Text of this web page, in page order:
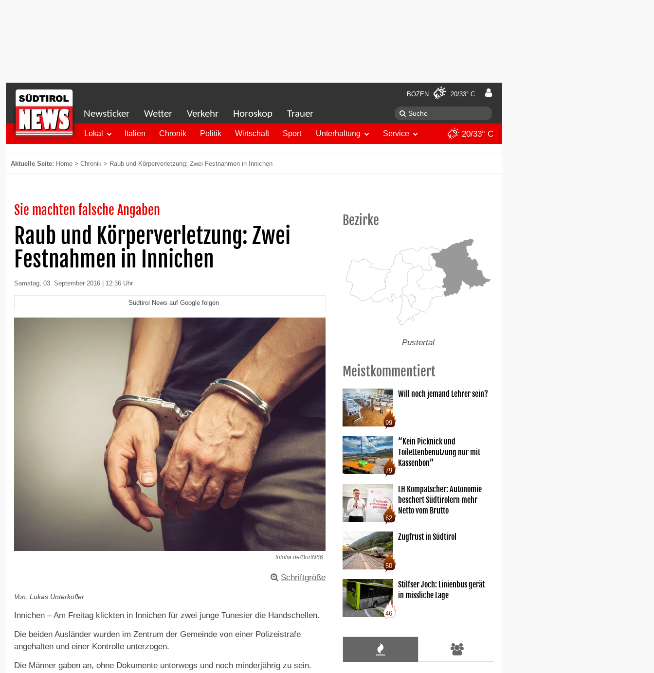
BOZEN 20/33° C
Newsticker Wetter Verkehr Horoskop Trauer
Lokal Italien Chronik Politik Wirtschaft Sport Unterhaltung Service 20/33° C
Aktuelle Seite: Home > Chronik > Raub und Körperverletzung: Zwei Festnahmen in Innichen
Sie machten falsche Angaben
Raub und Körperverletzung: Zwei
Festnahmen in Innichen
Samstag, 03. September 2016 | 12:36 Uhr
Südtirol News auf Google folgen
fotolia.de/BortN66
Schriftgröße
Von: Lukas Unterkofler
Innichen – Am Freitag klickten in Innichen für zwei junge Tunesier die Handschellen.
Die beiden Ausländer wurden im Zentrum der Gemeinde von einer Polizeistrafe
angehalten und einer Kontrolle unterzogen.
Die Männer gaben an, ohne Dokumente unterwegs und noch minderjährig zu sein.
Bezirke
Pustertal
Meistkommentiert
99
Will noch jemand Lehrer sein?
79
“Kein Picknick und
Toilettenbenutzung nur mit
Kassenbon”
62
LH Kompatscher: Autonomie
beschert Südtirolern mehr
Netto vom Brutto
50
Zugfrust in Südtirol
46
Stilfser Joch: Linienbus gerät
in missliche Lage